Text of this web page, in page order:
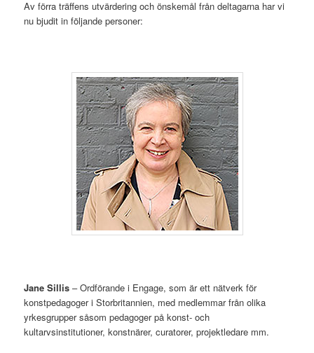
Av förra träffens utvärdering och önskemål från deltagarna har vi
nu bjudit in följande personer:
Jane Sillis – Ordförande i Engage, som är ett nätverk för
konstpedagoger i Storbritannien, med medlemmar från olika
yrkesgrupper såsom pedagoger på konst- och
kultarvsinstitutioner, konstnärer, curatorer, projektledare mm.